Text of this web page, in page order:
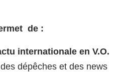
de :
internationale en V.O.
dépêches et des news